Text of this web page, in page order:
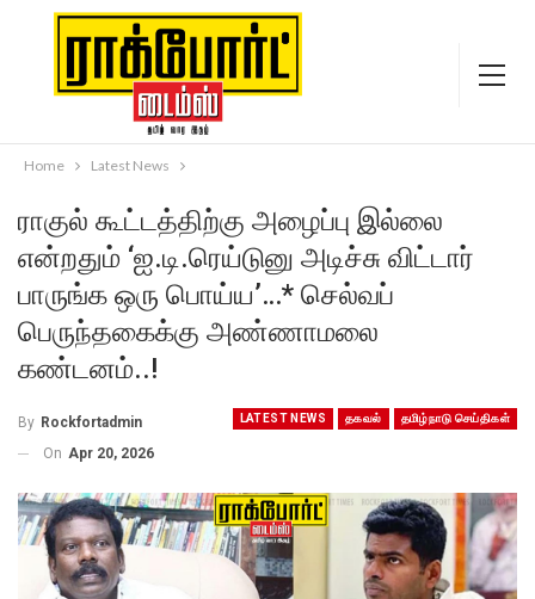
Home Latest News
ராகுல் கூட்டத்திற்கு அழைப்பு இல்லை
என்றதும் ‘ஐ.டி.ரெய்டுனு அடிச்சு விட்டார்
பாருங்க ஒரு பொய்ய’…* செல்வப்
பெருந்தகைக்கு அண்ணாமலை
கண்டனம்..!
LATEST NEWS தகவல் தமிழ்நாடு செய்திகள்
By Rockfortadmin
On Apr 20, 2026